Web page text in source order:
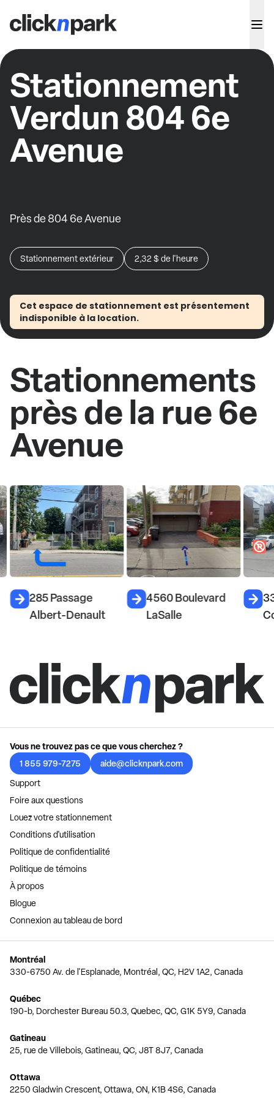
Stationnement
Verdun 804 6e
Avenue
Près de 804 6e Avenue
Stationnement extérieur 2,32 $ de l'heure
Cet espace de stationnement est présentement
indisponible à la location.
Stationnements
près de la rue 6e
Avenue
285 Passage
Albert-Denault
4560 Boulevard
LaSalle
Vous ne trouvez pas ce que vous cherchez ?
1 855 979-7275
aide@clicknpark.com
Support
Foire aux questions
Louez votre stationnement
Conditions d'utilisation
Politique de confidentialité
Politique de témoins
À propos
Blogue
Connexion au tableau de bord
Montréal
330-6750 Av. de l'Esplanade, Montréal, QC, H2V 1A2, Canada
Québec
190-b, Dorchester Bureau 50.3, Quebec, QC, G1K 5Y9, Canada
Gatineau
25, rue de Villebois, Gatineau, QC, J8T 8J7, Canada
Ottawa
2250 Gladwin Crescent, Ottawa, ON, K1B 4S6, Canada